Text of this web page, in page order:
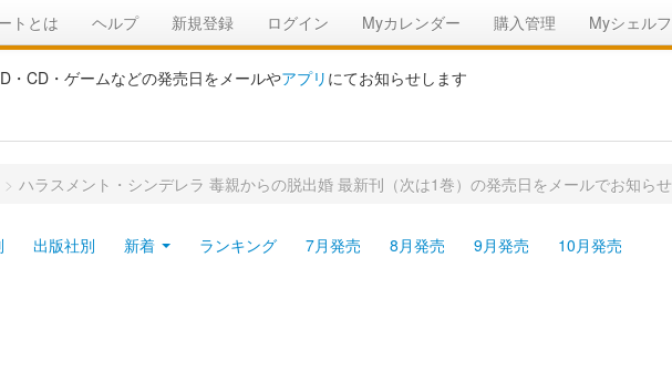
トとは ヘルプ 新規登録 ログイン Myカレンダー 購入管理 Myシェルフ
・CD・ゲームなどの発売日をメールやアプリ にてお知らせします
> ハラスメント・シンデレラ 毒親からの脱出婚 最新刊（次は1巻）の発売日をメールでお知らせ
出版社別 新着 ランキング 7月発売 8月発売 9月発売 10月発売